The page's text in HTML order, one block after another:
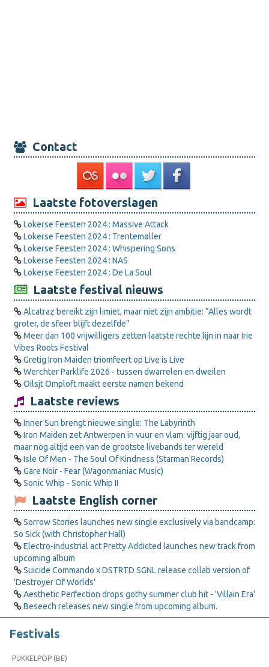
Contact
Laatste fotoverslagen
Lokerse Feesten 2024 : Massive Attack
Lokerse Feesten 2024 : Trentemøller
Lokerse Feesten 2024 : Whispering Sons
Lokerse Feesten 2024 : NAS
Lokerse Feesten 2024 : De La Soul
Laatste festival nieuws
Alcatraz bereikt zijn limiet, maar niet zijn ambitie: “Alles wordt
groter, de sfeer blijft dezelfde”
Meer dan 100 vrijwilligers zetten laatste rechte lijn in naar Irie
Vibes Roots Festival
Gretig Iron Maiden triomfeert op Live is Live
Werchter Parklife 2026 - tussen dwarrelen en dweilen
Oilsjt Omploft maakt eerste namen bekend
Laatste reviews
Inner Sun brengt nieuwe single: The Labyrinth
Iron Maiden zet Antwerpen in vuur en vlam: vijftig jaar oud,
maar nog altijd een van de grootste livebands ter wereld
Isle Of Men - The Soul Of Kindness (Starman Records)
Gare Noir - Fear (Wagonmaniac Music)
Sonic Whip - Sonic Whip II
Laatste English corner
Sorrow Stories launches new single exclusively via bandcamp:
So Sick (with Christopher Hall)
Electro-industrial act Pretty Addicted launches new track from
upcoming album
Suicide Commando x DSTRTD SGNL release collab version of
'Destroyer Of Worlds'
Aesthetic Perfection drops gothy summer club hit - 'Villain Era'
Beseech releases new single from upcoming album.
Festivals
PUKKELPOP (BE)